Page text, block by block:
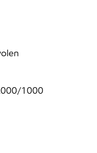
1000